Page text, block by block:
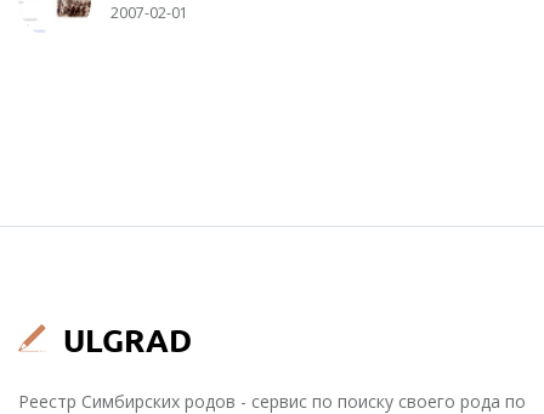
2007-02-01
Реестр Симбирских родов - сервис по поиску своего рода по